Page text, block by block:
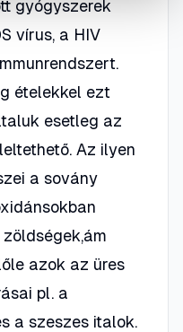
gyógyszerek
vírus, a HIV
ételekkel ezt
esetleg az
Az ilyen
a sovány
azok az üres
pl. a
a szeszes italok.